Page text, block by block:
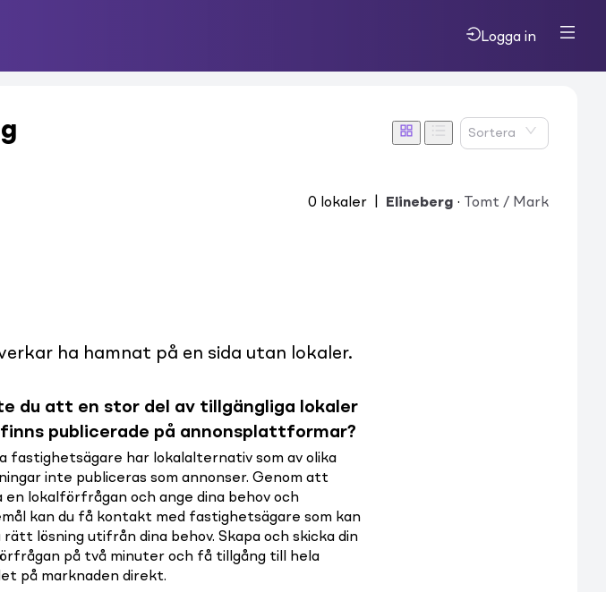
Logga in
Sortera
0 lokaler Elineberg · Tomt / Mark
ha hamnat på en sida utan lokaler.
du att en stor del av tillgängliga lokaler
publicerade på annonsplattformar?
fastighetsägare har lokalalternativ som av olika
inte publiceras som annonser. Genom att
en lokalförfrågan och ange dina behov och
kan du få kontakt med fastighetsägare som kan
rätt lösning utifrån dina behov. Skapa och skicka din
på två minuter och få tillgång till hela
på marknaden direkt.